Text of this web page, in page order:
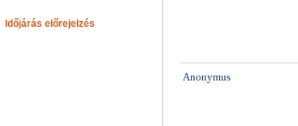
Időjárás előrejelzés
Anonymus